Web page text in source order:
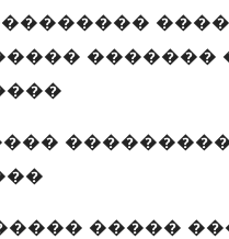
�������
�����